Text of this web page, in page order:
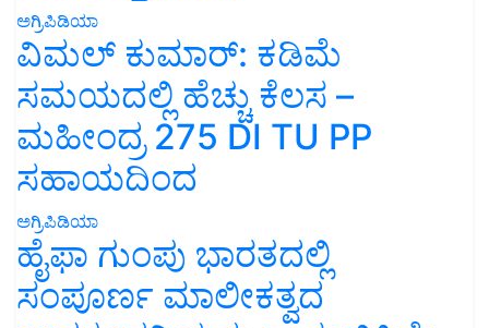
ಅಗ್ರಿಪಿಡಿಯಾ
ವಿಮಲ್ ಕುಮಾರ್: ಕಡಿಮೆ
ಸಮಯದಲ್ಲಿ ಹೆಚ್ಚು ಕೆಲಸ –
ಮಹೀಂದ್ರ 275 DI TU PP
ಸಹಾಯದಿಂದ
ಅಗ್ರಿಪಿಡಿಯಾ
ಹೈಫಾ ಗುಂಪು ಭಾರತದಲ್ಲಿ
ಸಂಪೂರ್ಣ ಮಾಲೀಕತ್ವದ